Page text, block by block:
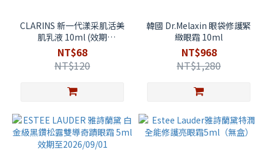
CLARINS 新一代漾采肌活美
肌乳液 10ml (效期
2026/10/23)
NT$68
NT$120
韓國 Dr.Melaxin 眼袋修護緊
緻眼霜 10ml
NT$968
NT$1,280